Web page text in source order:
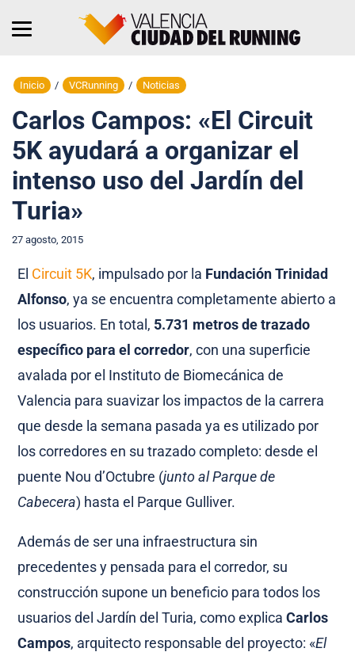
Inicio / VCRunning / Noticias
Carlos Campos: «El Circuit
5K ayudará a organizar el
intenso uso del Jardín del
Turia»
27 agosto, 2015
El Circuit 5K, impulsado por la Fundación Trinidad
Alfonso, ya se encuentra completamente abierto a
los usuarios. En total, 5.731 metros de trazado
específico para el corredor, con una superficie
avalada por el Instituto de Biomecánica de
Valencia para suavizar los impactos de la carrera
que desde la semana pasada ya es utilizado por
los corredores en su trazado completo: desde el
puente Nou d’Octubre (junto al Parque de
Cabecera) hasta el Parque Gulliver.
Además de ser una infraestructura sin
precedentes y pensada para el corredor, su
construcción supone un beneficio para todos los
usuarios del Jardín del Turia, como explicaCarlos
Campos, arquitecto responsable del proyecto: «El